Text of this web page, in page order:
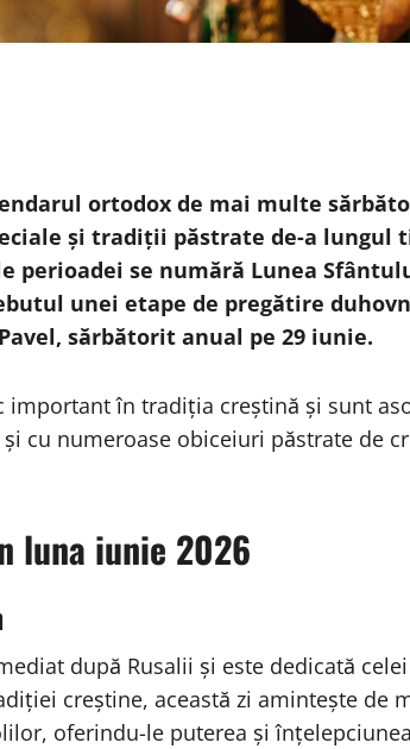
ortodox de mai multe
și tradiții păstrate de-a lungul
perioadei se numără Lunea
unei etape de pregătire
sărbătorit anual pe 29 iunie.
în tradiția creștină și sunt
cu numeroase obiceiuri păstrate de
luna iunie 2026
după Rusalii și este dedicată
creștine, această zi amintește de
oferindu-le puterea și